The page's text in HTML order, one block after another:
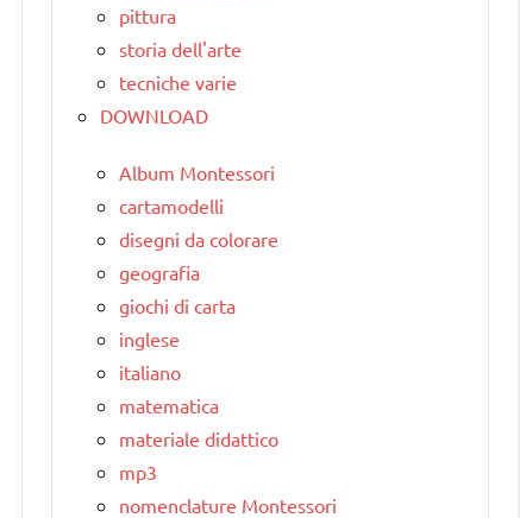
pittura
storia dell'arte
tecniche varie
DOWNLOAD
Album Montessori
cartamodelli
disegni da colorare
geografia
giochi di carta
inglese
italiano
matematica
materiale didattico
mp3
nomenclature Montessori